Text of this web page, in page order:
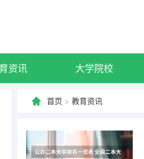
资讯 大学院校
首页 > 教育资讯